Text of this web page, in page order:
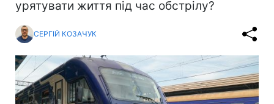
урятувати життя під час обстрілу?
СЕРГІЙ КОЗАЧУК